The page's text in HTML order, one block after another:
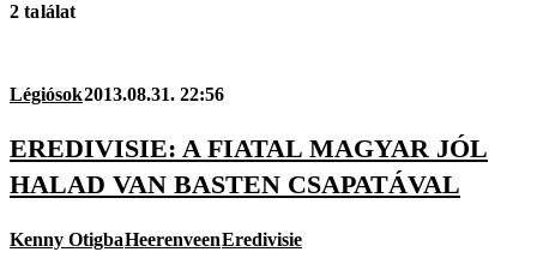
2 találat
Légiósok2013.08.31. 22:56
EREDIVISIE: A FIATAL MAGYAR JÓL
HALAD VAN BASTEN CSAPATÁVAL
Kenny OtigbaHeerenveenEredivisie